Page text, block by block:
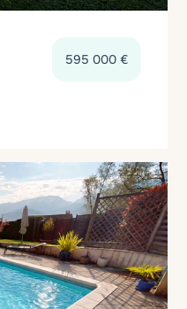
595 000 €